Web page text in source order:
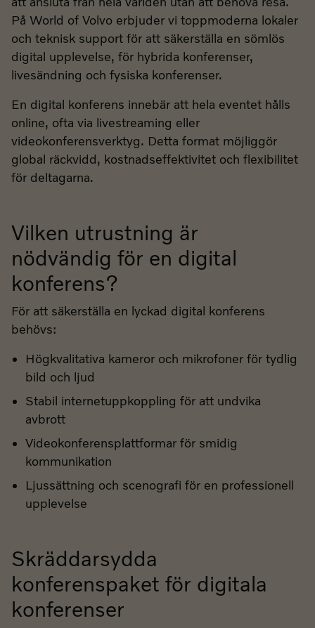
På World of Volvo erbjuder vi toppmoderna lokaler
och teknisk support för att säkerställa en sömlös
digital upplevelse, för hybrida konferenser,
livesändning och fysiska konferenser.
En digital konferens innebär att hela eventet hålls
online, ofta via livestreaming eller
videokonferensverktyg. Detta format möjliggör
global räckvidd, kostnadseffektivitet och flexibilitet
för deltagarna.
Vilken utrustning är
nödvändig för en digital
konferens?
För att säkerställa en lyckad digital konferens
behövs:
Högkvalitativa kameror och mikrofoner för tydlig
bild och ljud
Stabil internetuppkoppling för att undvika
avbrott
Videokonferensplattformar för smidig
kommunikation
Ljussättning och scenografi för en professionell
upplevelse
Skräddarsydda
konferenspaket för digitala
konferenser